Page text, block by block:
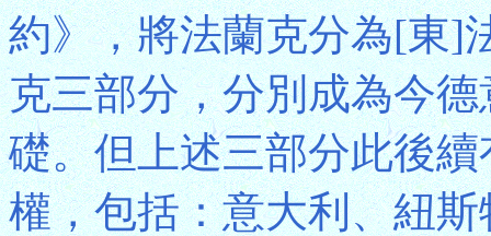
約》，將法蘭克分為[東]
克三部分，分別成為今
礎。但上述三部分此後
權，包括：意大利、紐